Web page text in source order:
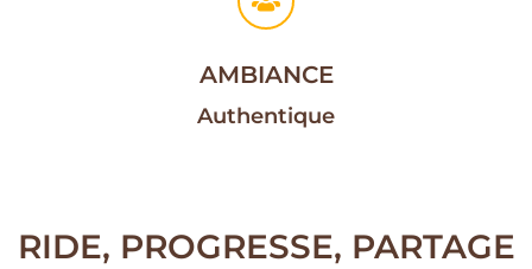
AMBIANCE
Authentique
RIDE, PROGRESSE, PARTAGE